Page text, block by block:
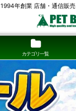
1994年創業 店舗・通信販
カテゴリ一覧